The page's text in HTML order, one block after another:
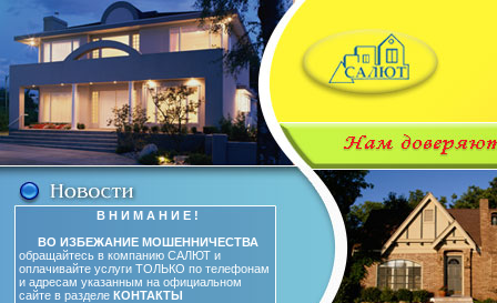
В Н И М А Н И Е !
ВО ИЗБЕЖАНИЕ МОШЕННИЧЕСТВА
обращайтесь в компанию САЛЮТ и
оплачивайте услуги ТОЛЬКО по телефонам
и адресам указанным на официальном
сайте в разделе КОНТАКТЫ